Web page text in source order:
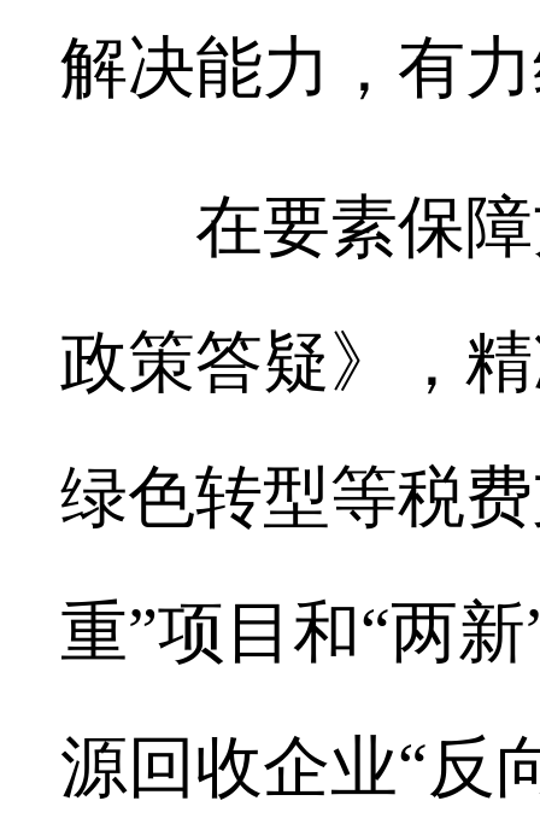
解决能力，有
在要素保障
政策答疑》，
绿色转型等税
重”项目和“两
源回收企业“反